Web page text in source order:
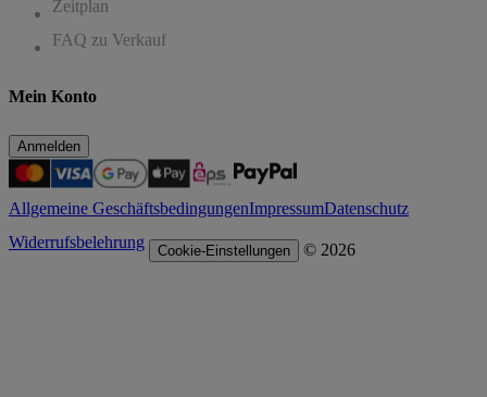
Zeitplan
FAQ zu Verkauf
Mein Konto
Anmelden
Allgemeine GeschäftsbedingungenImpressumDatenschutz
Widerrufsbelehrung
Cookie-Einstellungen © 2026